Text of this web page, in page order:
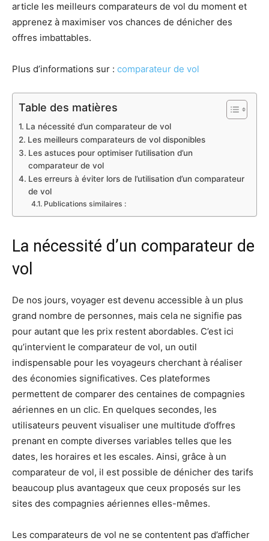
article les meilleurs comparateurs de vol du moment et
apprenez à maximiser vos chances de dénicher des
offres imbattables.
Plus d’informations sur : comparateur de vol
Table des matières
La nécessité d’un comparateur de vol
Les meilleurs comparateurs de vol disponibles
Les astuces pour optimiser l’utilisation d’un
comparateur de vol
Les erreurs à éviter lors de l’utilisation d’un comparateur
de vol
Publications similaires :
La nécessité d’un comparateur de
vol
De nos jours, voyager est devenu accessible à un plus
grand nombre de personnes, mais cela ne signifie pas
pour autant que les prix restent abordables. C’est ici
qu’intervient le comparateur de vol, un outil
indispensable pour les voyageurs cherchant à réaliser
des économies significatives. Ces plateformes
permettent de comparer des centaines de compagnies
aériennes en un clic. En quelques secondes, les
utilisateurs peuvent visualiser une multitude d’offres
prenant en compte diverses variables telles que les
dates, les horaires et les escales. Ainsi, grâce à un
comparateur de vol, il est possible de dénicher des tarifs
beaucoup plus avantageux que ceux proposés sur les
sites des compagnies aériennes elles-mêmes.
Les comparateurs de vol ne se contentent pas d’afficher